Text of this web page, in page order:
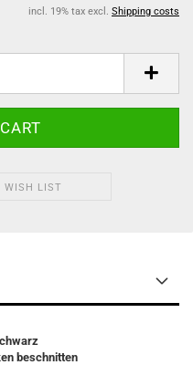
incl. 19% tax excl. Shipping costs
WISH LIST
beschnitten